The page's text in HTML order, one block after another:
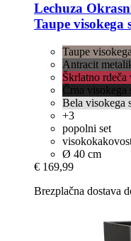
Lechuza
Taupe visokega
Taupe
Antracit
Škrlatno rdeča
Črna visokega
Bela visokega
+3
popolni set
Ø 40 cm
€ 169,99
Brezplačna dostava